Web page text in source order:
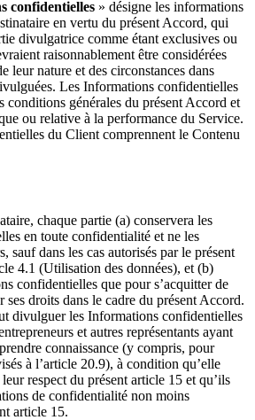
confidentielles » désigne les informations
en vertu du présent Accord, qui
divulgatrice comme étant exclusives ou
raisonnablement être considérées
leur nature et des circonstances dans
Les Informations confidentielles
conditions générales du présent Accord et
ou relative à la performance du Service.
du Client comprennent le Contenu
chaque partie (a) conservera les
en toute confidentialité et ne les
sauf dans les cas autorisés par le présent
4.1 (Utilisation des données), et (b)
confidentielles que pour s’acquitter de
ses droits dans le cadre du présent Accord.
divulguer les Informations confidentielles
et autres représentants ayant
connaissance (y compris, pour
à l’article 20.9), à condition qu’elle
respect du présent article 15 et qu’ils
de confidentialité non moins
article 15.